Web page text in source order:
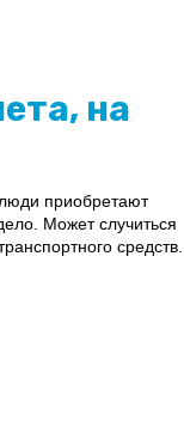
на
приобретают
Может случиться
средств...